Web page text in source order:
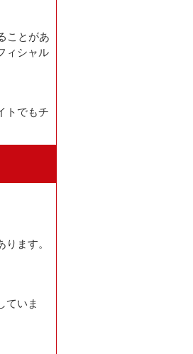
ことがあ
ィシャル
トでもチ
ます。
ていま